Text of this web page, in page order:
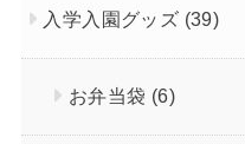
入学入園グッズ (39)
お弁当袋 (6)